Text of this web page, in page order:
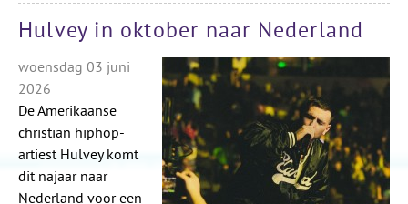
Hulvey in oktober naar Nederland
woensdag 03 juni
2026
De Amerikaanse
christian hiphop-
artiest Hulvey komt
dit najaar naar
Nederland voor een